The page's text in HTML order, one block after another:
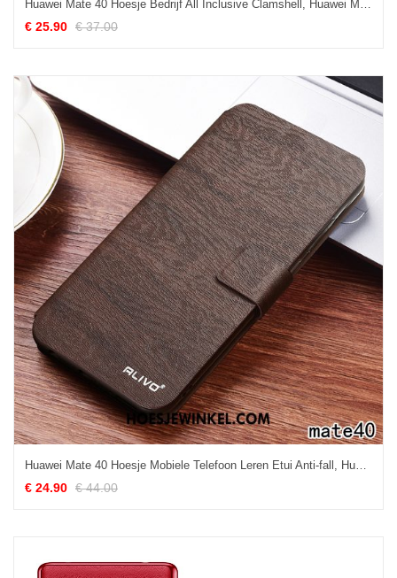
Huawei Mate 40 Hoesje Bedrijf All Inclusive Clamshell, Huawei Mate 40 Hoesje Anti-fall Echt Leer
€ 25.90 € 37.00
Huawei Mate 40 Hoesje Mobiele Telefoon Leren Etui Anti-fall, Huawei Mate 40 Hoesje Bescherming Folio Braun
€ 24.90 € 44.00